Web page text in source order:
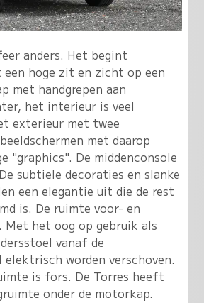
anders. Het begint
hoge zit en zicht op een
met handgrepen aan
het interieur is veel
exterieur met twee
met daarop
"graphics". De middenconsole
subtiele decoraties en slanke
een elegantie uit die de rest
is. De ruimte voor- en
Met het oog op gebruik als
vanaf de
elektrisch worden verschoven.
is fors. De Torres heeft
onder de motorkap.